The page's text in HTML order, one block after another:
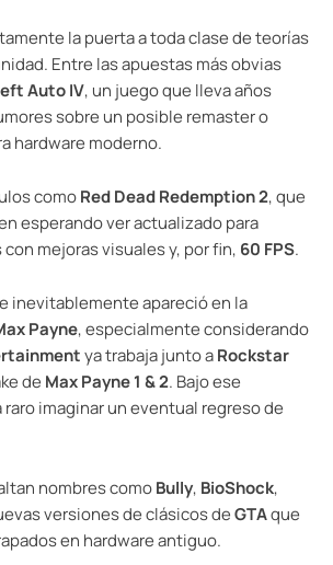
la puerta a toda clase de teorías
Entre las apuestas más obvias
Auto IV, un juego que lleva años
sobre un posible remaster o
hardware moderno.
comoRed Dead Redemption 2, que
esperando ver actualizado para
mejoras visuales y, por fin, 60 FPS.
inevitablemente apareció en la
Payne, especialmente considerando
ya trabaja junto aRockstar
de Max Payne 1 & 2. Bajo ese
imaginar un eventual regreso de
nombres comoBully, BioShock,
versiones de clásicos deGTAque
en hardware antiguo.